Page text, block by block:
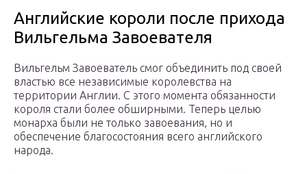
Английские короли после прихода
Вильгельма Завоевателя
Вильгельм Завоеватель смог объединить под своей
властью все независимые королевства на
территории Англии. С этого момента обязанности
короля стали более обширными. Теперь целью
монарха были не только завоевания, но и
обеспечение благосостояния всего английского
народа.